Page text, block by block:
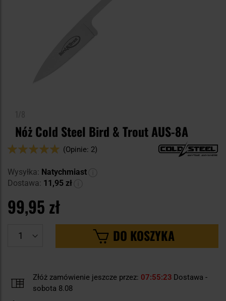
Nóż Cold Steel Bird & Trout AUS-8A
Ocena:
(Opinie: 2)
Wysyłka: Natychmiast
Dostawa: 11,95 zł
99,95 zł
DO KOSZYKA
Złóż zamówienie jeszcze przez: 07 55 22 Dostawa -
sobota 8.08